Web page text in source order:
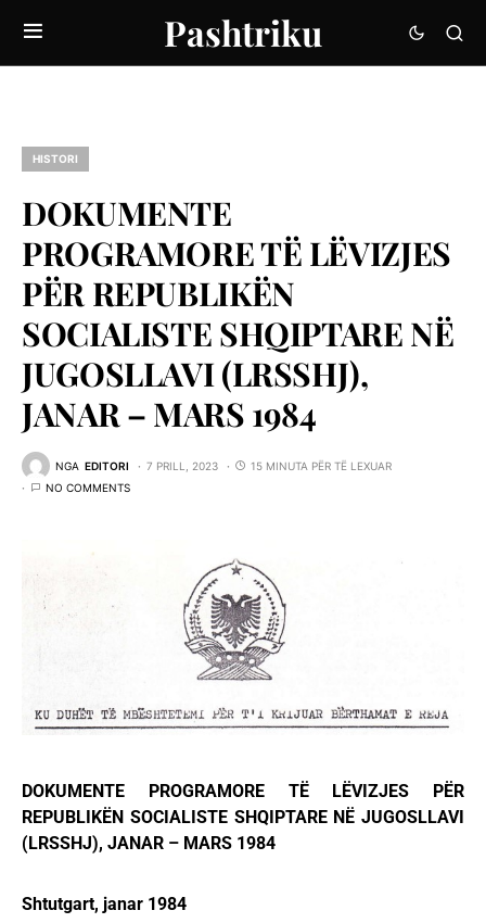
Pashtriku
HISTORI
DOKUMENTE
PROGRAMORE TË LËVIZJES
PËR REPUBLIKËN
SOCIALISTE SHQIPTARE NË
JUGOSLLAVI (LRSSHJ),
JANAR – MARS 1984
NGA EDITORI 7 PRILL, 2023
15 MINUTA PËR TË LEXUAR
NO COMMENTS
DOKUMENTE PROGRAMORE TË LËVIZJES PËR
REPUBLIKËN SOCIALISTE SHQIPTARE NË JUGOSLLAVI
(LRSSHJ), JANAR – MARS 1984
Shtutgart, janar 1984